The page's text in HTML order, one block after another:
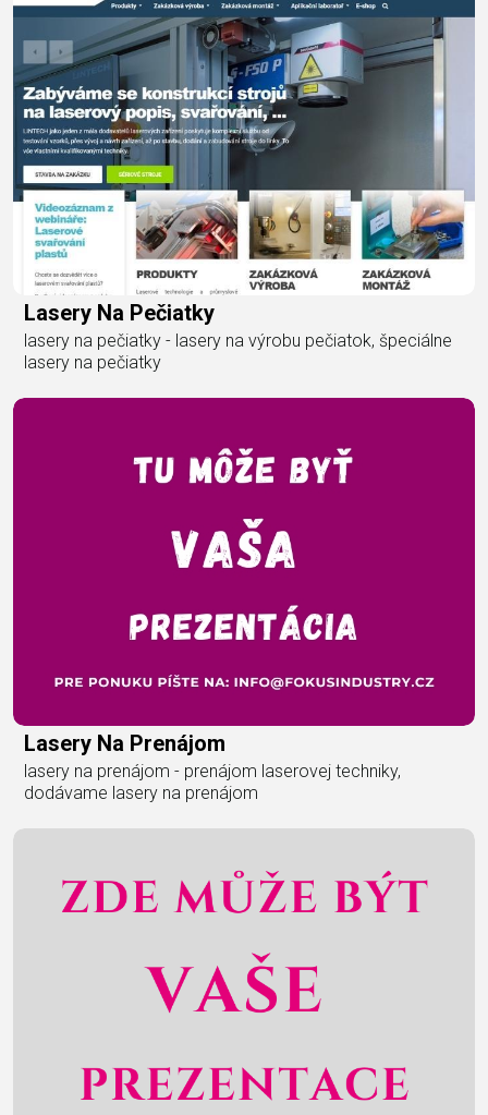
Lasery Na Pečiatky
lasery na pečiatky - lasery na výrobu pečiatok, špeciálne
lasery na pečiatky
Lasery Na Prenájom
lasery na prenájom - prenájom laserovej techniky,
dodávame lasery na prenájom